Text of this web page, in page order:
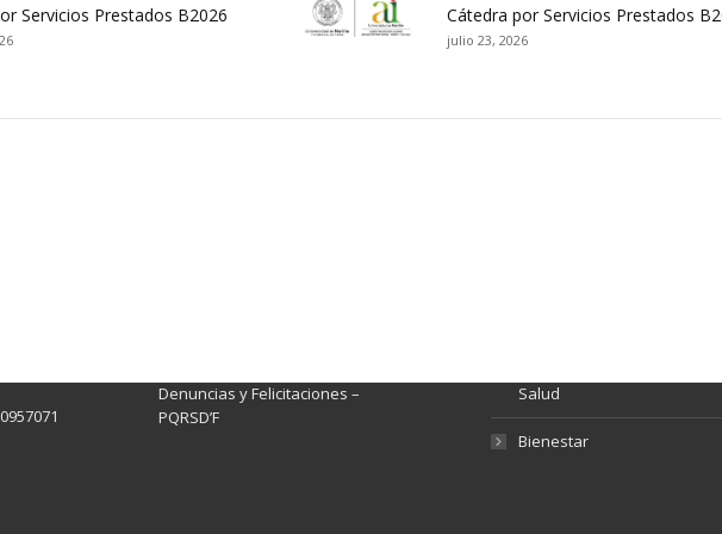
Servicios Prestados B2026
Cátedra por Servicios Prestados
julio 23, 2026
Denuncias y Felicitaciones –
PQRSD’F
Salud
Bienestar